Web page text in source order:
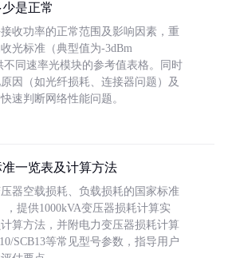
是正常
收功率的正常范围及影响因素，重
光标准（典型值为-3dBm
不同速率光模块的参考值表格。同时
因（如光纤损耗、连接器问题）及
速判断网络性能问题。
一览表及计算方法
器空载损耗、负载损耗的国家标准
，提供1000kVA变压器损耗计算实
算方法，并附电力变压器损耗计算
SCB13等常见型号参数，指导用户